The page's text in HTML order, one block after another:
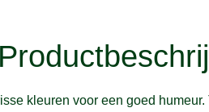
kleuren voor een goed